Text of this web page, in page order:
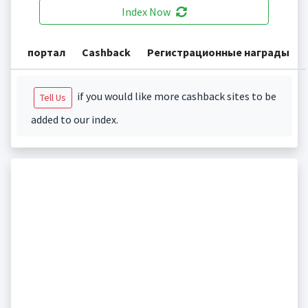
Index Now
портал Cashback Регистрационные награды
Tell Us
if you would like more cashback sites to be
added to our index.